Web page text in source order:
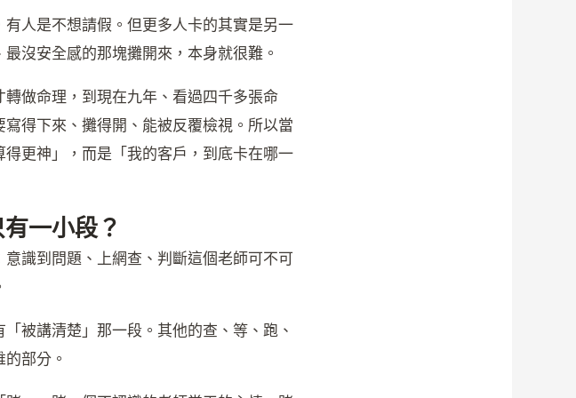
人是不想請假。但更多人卡的其實是另一
沒安全感的那塊攤開來，本身就很難。
做命理，到現在九年、看過四千多張命
得下來、攤得開、能被反覆檢視。所以當
更神」，而是「我的客戶，到底卡在哪一
一小段？
識到問題、上網查、判斷這個老師可不可
被講清楚」那一段。其他的查、等、跑、
部分。